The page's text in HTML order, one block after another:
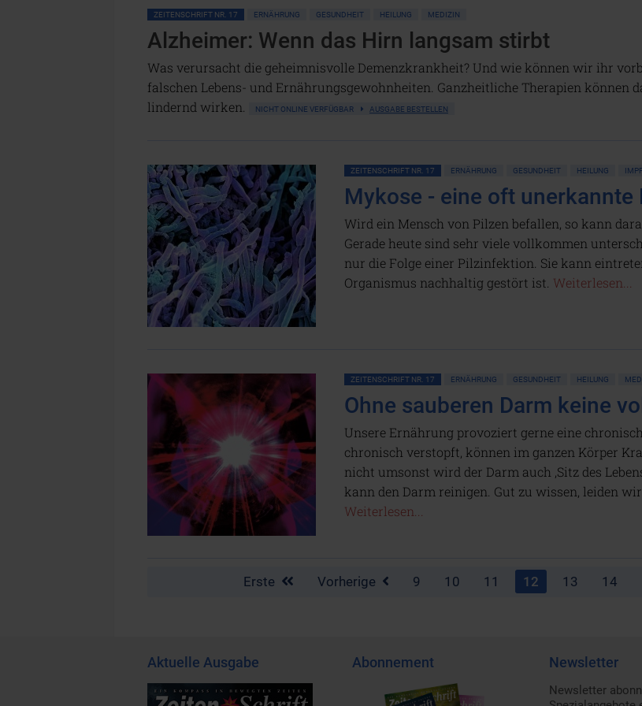
ZEITENSCHRIFT NR. 17 ERNÄHRUNG GESUNDHEIT HEILUNG MEDIZIN
Alzheimer: Wenn das Hirn langsam stirbt
Was verursacht die geheimnisvolle Demenzkrankheit? Und wie können wir ihr
falschen Lebens- und Ernährungsgewohnheiten. Ganzheitliche Therapien können
lindernd wirken.
NICHT ONLINE VERFÜGBAR AUSGABE BESTELLEN
ZEITENSCHRIFT NR. 17 ERNÄHRUNG GESUNDHEIT HEILUNG
Mykose - eine oft unerkannte
Wird ein Mensch von Pilzen befallen, so kann
Gerade heute sind sehr viele vollkommen
nur die Folge einer Pilzinfektion. Sie kann
Organismus nachhaltig gestört ist. Weiterlesen...
ZEITENSCHRIFT NR. 17 ERNÄHRUNG GESUNDHEIT HEILUNG
Ohne sauberen Darm keine
Unsere Ernährung provoziert gerne eine
chronisch verstopft, können im ganzen Körper
nicht umsonst wird der Darm auch ‚Sitz des
kann den Darm reinigen. Gut zu wissen, leiden
Weiterlesen...
Erste Vorherige 9 10 11 12 13 14
Aktuelle Ausgabe Abonnement Newsletter
Newsletter